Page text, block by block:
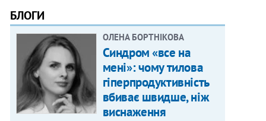
БЛОГИ
ОЛЕНА БОРТНІКОВА
Синдром «все на
мені»: чому тилова
гіперпродуктивність
вбиває швидше, ніж
виснаження